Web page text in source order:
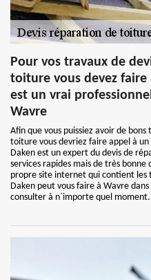
Pour vos travaux de
toiture vous devez faire
est un vrai
Wavre
Afin que vous puissiez avoir de
toiture vous devriez faire appel à
Daken est un expert du devis de
services rapides mais de très
propre site internet qui contient les
Daken peut vous faire à Wavre
consulter à n`importe quel moment.